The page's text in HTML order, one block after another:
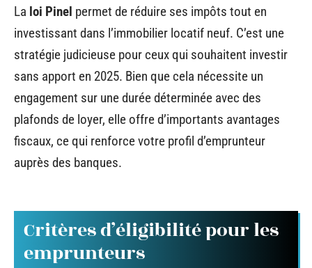
La loi Pinel permet de réduire ses impôts tout en
investissant dans l’immobilier locatif neuf. C’est une
stratégie judicieuse pour ceux qui souhaitent investir
sans apport en 2025. Bien que cela nécessite un
engagement sur une durée déterminée avec des
plafonds de loyer, elle offre d’importants avantages
fiscaux, ce qui renforce votre profil d’emprunteur
auprès des banques.
Critères d’éligibilité pour les
emprunteurs